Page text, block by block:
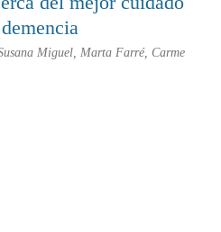
Miguel, Marta Farré, Carme